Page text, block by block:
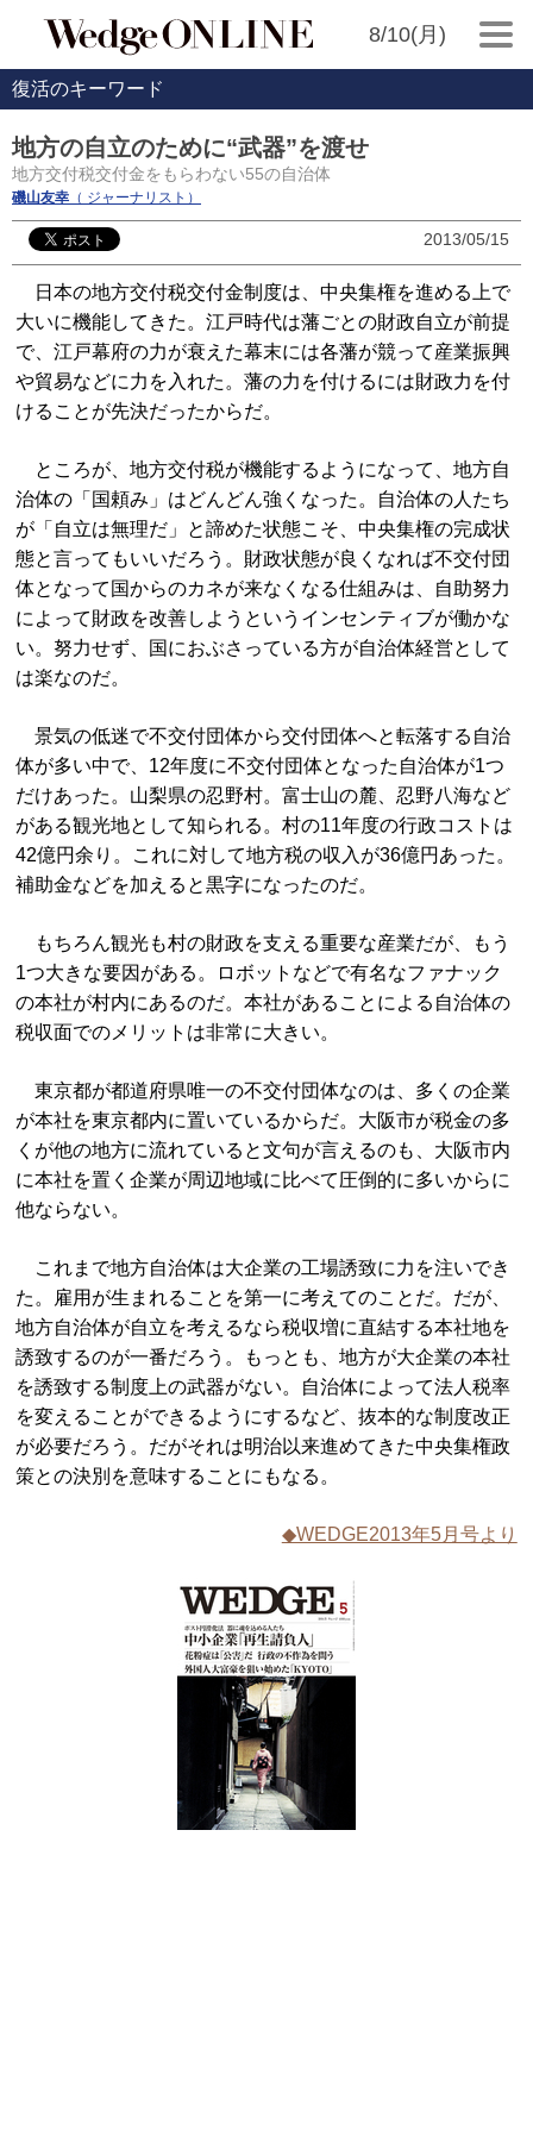
8/10(月)
復活のキーワード
地方の自立のために“武器”を渡せ
地方交付税交付金をもらわない55の自治体
磯山友幸 （ ジャーナリスト）
2013/05/15
日本の地方交付税交付金制度は、中央集権を進める上で
大いに機能してきた。江戸時代は藩ごとの財政自立が前提
で、江戸幕府の力が衰えた幕末には各藩が競って産業振興
や貿易などに力を入れた。藩の力を付けるには財政力を付
けることが先決だったからだ。
ところが、地方交付税が機能するようになって、地方自
治体の「国頼み」はどんどん強くなった。自治体の人たち
が「自立は無理だ」と諦めた状態こそ、中央集権の完成状
態と言ってもいいだろう。財政状態が良くなれば不交付団
体となって国からのカネが来なくなる仕組みは、自助努力
によって財政を改善しようというインセンティブが働かな
い。努力せず、国におぶさっている方が自治体経営として
は楽なのだ。
景気の低迷で不交付団体から交付団体へと転落する自治
体が多い中で、12年度に不交付団体となった自治体が1つ
だけあった。山梨県の忍野村。富士山の麓、忍野八海など
がある観光地として知られる。村の11年度の行政コストは
42億円余り。これに対して地方税の収入が36億円あった。
補助金などを加えると黒字になったのだ。
もちろん観光も村の財政を支える重要な産業だが、もう
1つ大きな要因がある。ロボットなどで有名なファナック
の本社が村内にあるのだ。本社があることによる自治体の
税収面でのメリットは非常に大きい。
東京都が都道府県唯一の不交付団体なのは、多くの企業
が本社を東京都内に置いているからだ。大阪市が税金の多
くが他の地方に流れていると文句が言えるのも、大阪市内
に本社を置く企業が周辺地域に比べて圧倒的に多いからに
他ならない。
これまで地方自治体は大企業の工場誘致に力を注いでき
た。雇用が生まれることを第一に考えてのことだ。だが、
地方自治体が自立を考えるなら税収増に直結する本社地を
誘致するのが一番だろう。もっとも、地方が大企業の本社
を誘致する制度上の武器がない。自治体によって法人税率
を変えることができるようにするなど、抜本的な制度改正
が必要だろう。だがそれは明治以来進めてきた中央集権政
策との決別を意味することにもなる。
◆WEDGE2013年5月号より